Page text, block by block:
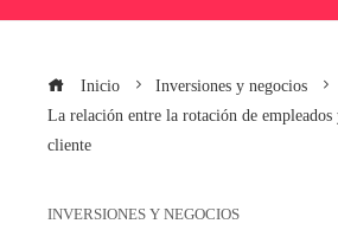
Inicio
Inversiones y negocios
La relación entre la rotación de
cliente
INVERSIONES Y NEGOCIOS